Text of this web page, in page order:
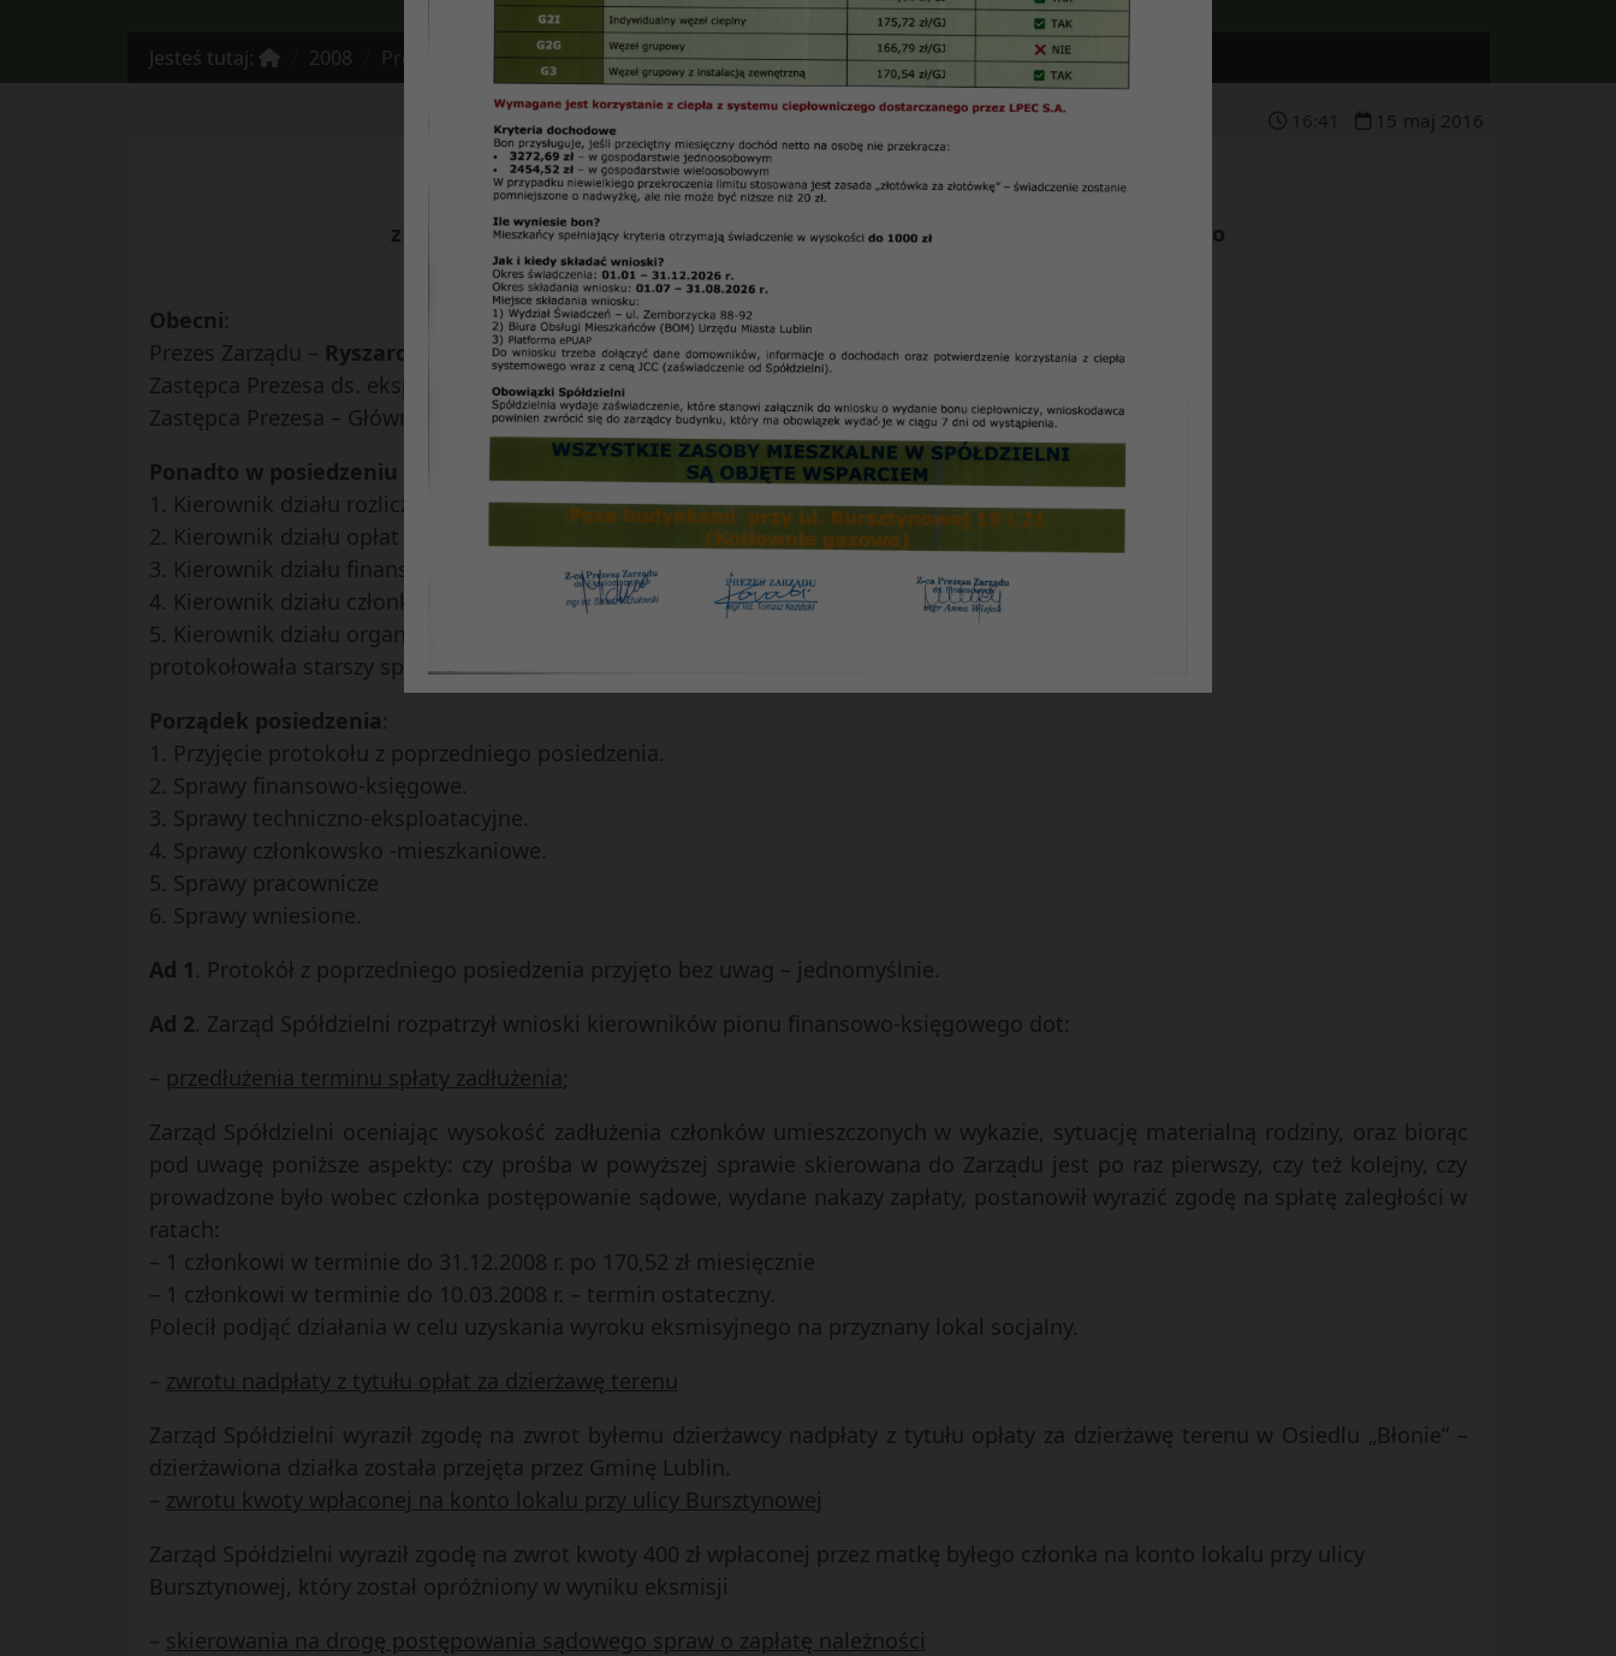
Jesteś tutaj: 2008 Protokół Nr 6/2008 z dnia 12.02.2008 r.
16 41 15 maj 2016
Protokół Nr 6
2008
z posiedzenia Zarządu Spółdzielni Mieszkaniowej „Czuby” w Lublinie odbytego
w dniu 12
Obecni:
Prezes Zarządu – Ryszard Burski
Zastępca Prezesa ds. eksploatacyjnych –Anna Urbanek
Zastępca Prezesa – Główny Księgowy –Adam Ziółek
Ponadto w posiedzeniu uczestniczyli
1. Kierownik działu rozliczeń wkładów, kredytów i inwestycji –Elżbieta Ożóg
2. Kierownik działu opłat i windykacji należności –
Marta Rusinowicz
3. Kierownik działu finansowego –
Anna Kożuszek
4. Kierownik działu członkowsko-mieszkaniowego –
Krystyna Głuska
5. Kierownik działu organizacyjno – administracyjnego –
protokołowała starszy specjalista ds. samorządowych –
Porządek posiedzenia:
1. Przyjęcie protokołu z poprzedniego posiedzenia.
2. Sprawy finansowo-księgowe.
3. Sprawy techniczno-eksploatacyjne.
4. Sprawy członkowsko -mieszkaniowe.
5. Sprawy pracownicze
6. Sprawy wniesione.
Ad 1 . Protokół z poprzedniego posiedzenia przyjęto bez uwag – jednomyślnie.
Ad 2. Zarząd Spółdzielni rozpatrzył wnioski kierowników pionu finansowo-księgowego dot:
– przedłużenia terminu spłaty zadłużenia;
Zarząd Spółdzielni oceniając wysokość zadłużenia członków umieszczonych w wykazie, sytuację materialną rodziny, oraz biorąc
pod uwagę poniższe aspekty: czy prośba w powyższej sprawie skierowana do Zarządu jest po raz pierwszy, czy też kolejny, czy
prowadzone było wobec członka postępowanie sądowe, wydane nakazy zapłaty, postanowił wyrazić zgodę na spłatę zaległości w
ratach:
– 1 członkowi w terminie do 31.12.2008 r. po 170,52 zł miesięcznie
– 1 członkowi w terminie do 10.03.2008 r. – termin ostateczny.
Polecił podjąć działania w celu uzyskania wyroku eksmisyjnego na przyznany lokal socjalny.
– zwrotu nadpłaty z tytułu opłat za dzierżawę terenu
Zarząd Spółdzielni wyraził zgodę na zwrot byłemu dzierżawcy nadpłaty z tytułu opłaty za dzierżawę terenu w Osiedlu „Błonie” –
dzierżawiona działka została przejęta przez Gminę Lublin.
– zwrotu kwoty wpłaconej na konto lokalu przy ulicy Bursztynowej
Zarząd Spółdzielni wyraził zgodę na zwrot kwoty 400 zł wpłaconej przez matkę byłego członka na konto lokalu przy ulicy
Bursztynowej, który został opróżniony w wyniku eksmisji
– skierowania na drogę postępowania sądowego spraw o zapłatę należności